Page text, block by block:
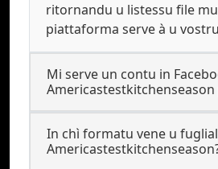
ritornandu u listessu file
piattaforma serve à u
Mi serve un contu in
Americastestkitchenseason
In chì formatu vene u